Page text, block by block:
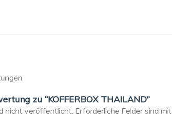
zu “KOFFERBOX THAILAND”
nicht veröffentlicht. Erforderliche Felder sind mit